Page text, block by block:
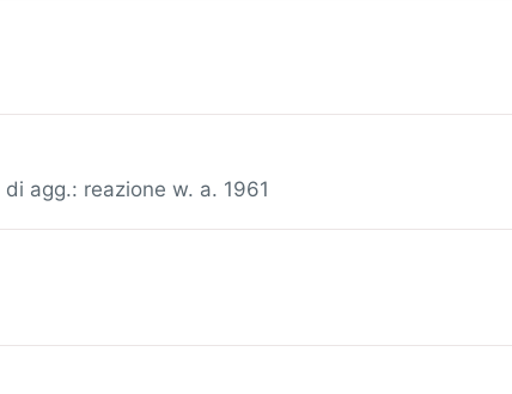
agg.: reazione w. a. 1961